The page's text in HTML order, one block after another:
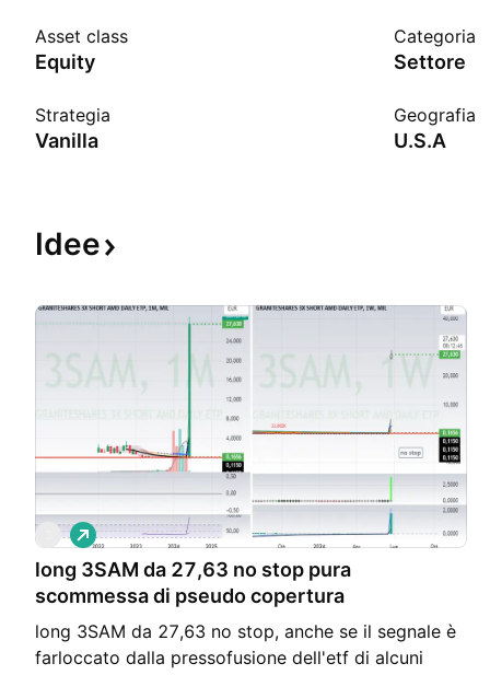
Asset class
Equity
Categoria
Settore
Strategia
Vanilla
Geografia
U.S.A
Idee
long 3SAM da 27,63 no stop pura
scommessa di pseudo copertura
long 3SAM da 27,63 no stop, anche se il segnale è
farloccato dalla pressofusione dell'etf di alcuni
L
o
n
g